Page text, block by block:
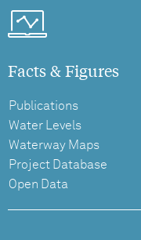
Facts & Figures
Publications
Water Levels
Waterway Maps
Project Database
Open Data